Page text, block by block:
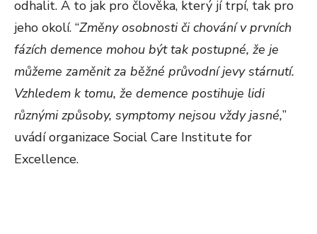
odhalit. A to jak pro člověka, který jí trpí, tak pro
jeho okolí. “Změny osobnosti či chování v prvních
fázích demence mohou být tak postupné, že je
můžeme zaměnit za běžné průvodní jevy stárnutí.
Vzhledem k tomu, že demence postihuje lidi
různými způsoby, symptomy nejsou vždy jasné,”
uvádí organizace Social Care Institute for
Excellence.